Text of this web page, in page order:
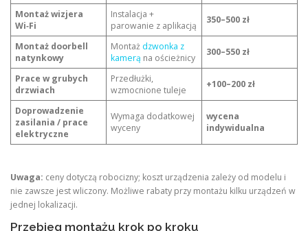
Montaż wizjera
Wi‑Fi
Instalacja +
parowanie z aplikacją
350–500 zł
Montaż doorbell
natynkowy
Montaż dzwonka z
kamerą na ościeżnicy
300–550 zł
Prace w grubych
drzwiach
Przedłużki,
wzmocnione tuleje
+100–200 zł
Doprowadzenie
zasilania / prace
elektryczne
Wymaga dodatkowej
wyceny
wycena
indywidualna
Uwaga: ceny dotyczą robocizny; koszt urządzenia zależy od modelu i
nie zawsze jest wliczony. Możliwe rabaty przy montażu kilku urządzeń w
jednej lokalizacji.
Przebieg montażu krok po kroku